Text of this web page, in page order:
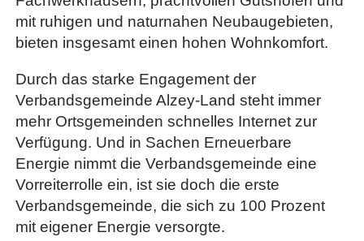
mit ruhigen und naturnahen Neubaugebieten,
bieten insgesamt einen hohen Wohnkomfort.
Durch das starke Engagement der
Verbandsgemeinde Alzey-Land steht immer
mehr Ortsgemeinden schnelles Internet zur
Verfügung. Und in Sachen Erneuerbare
Energie nimmt die Verbandsgemeinde eine
Vorreiterrolle ein, ist sie doch die erste
Verbandsgemeinde, die sich zu 100 Prozent
mit eigener Energie versorgte.